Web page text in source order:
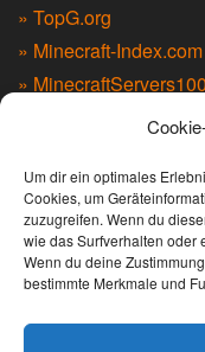
Um dir ein optimales
Cookies, um
zuzugreifen. Wenn du
wie das Surfverhalten oder
Wenn du deine
bestimmte Merkmale und
» TopG.org
» Minecraft-Index.com
»
» MCTopList.net
» Serverlist.games
LIVEWATCH